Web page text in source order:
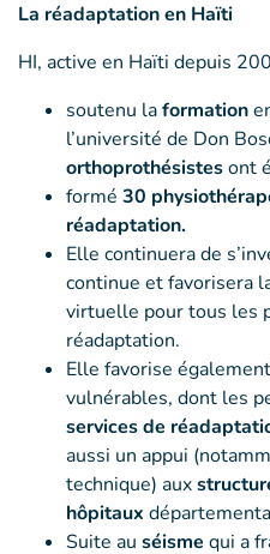
La réadaptation en Haïti
HI, active en Haïti depuis
soutenu laformation
l’université de Don
orthoprothésistesont
formé 30
réadaptation.
Elle continuera de
continue et favorisera
virtuelle pour tous les
réadaptation.
Elle favorise
vulnérables, dont les
services de
aussi un appui
technique) aux
hôpitaux
Suite au séisme qui a